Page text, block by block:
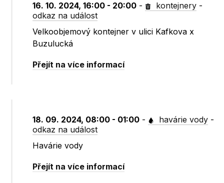
16. 10. 2024, 16:00 - 20:00 - kontejnery -
odkaz na událost
Velkoobjemový kontejner v ulici Kafkova x
Buzulucká
Přejít na více informací
18. 09. 2024, 08:00 - 01:00 - havárie vody -
odkaz na událost
Havárie vody
Přejít na více informací